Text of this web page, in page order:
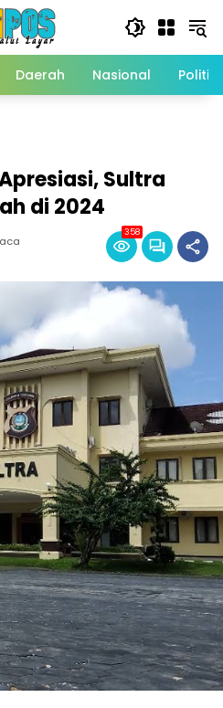
Daerah Nasional Politik
Sultra
di 2024
358